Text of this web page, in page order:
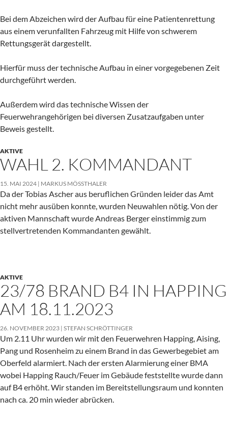
Bei dem Abzeichen wird der Aufbau für eine Patientenrettung
aus einem verunfallten Fahrzeug mit Hilfe von schwerem
Rettungsgerät dargestellt.
Hierfür muss der technische Aufbau in einer vorgegebenen Zeit
durchgeführt werden.
Außerdem wird das technische Wissen der
Feuerwehrangehörigen bei diversen Zusatzaufgaben unter
Beweis gestellt.
AKTIVE
WAHL 2. KOMMANDANT
15. MAI 2024 MARKUS MÖSSTHALER
Da der Tobias Ascher aus beruflichen Gründen leider das Amt
nicht mehr ausüben konnte, wurden Neuwahlen nötig. Von der
aktiven Mannschaft wurde Andreas Berger einstimmig zum
stellvertretenden Kommandanten gewählt.
AKTIVE
23/78 BRAND B4 IN HAPPING
AM 18.11.2023
26. NOVEMBER 2023 STEFAN SCHRÖTTINGER
Um 2.11 Uhr wurden wir mit den Feuerwehren Happing, Aising,
Pang und Rosenheim zu einem Brand in das Gewerbegebiet am
Oberfeld alarmiert. Nach der ersten Alarmierung einer BMA
wobei Happing Rauch/Feuer im Gebäude feststellte wurde dann
auf B4 erhöht. Wir standen im Bereitstellungsraum und konnten
nach ca. 20 min wieder abrücken.